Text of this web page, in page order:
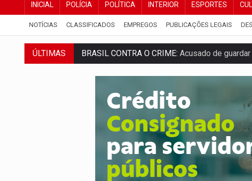
INICIAL POLÍCIA POLÍTICA INTERIOR ESPORTES
NOTÍCIAS CLASSIFICADOS EMPREGOS PUBLICAÇÕES LEGAIS
ÚLTIMAS BRASIL CONTRA O CRIME: Acusado de
TRAGÉDIA:Sobe para cinco o número de
TRANSPORTE DE ARROZ:MPF assegura
DEEPFAKE: Sancionada lei contra violência
COLEGIADO:Brasil e Rússia discutem energia
URGENTE:Colisão entre caminhão e carro deixa
ENCONTRO:Amazônia Negra ganha projeção